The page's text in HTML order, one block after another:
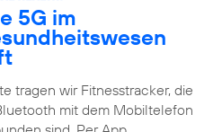
5G im
tragen wir Fitnesstracker, die
mit dem Mobiltelefon